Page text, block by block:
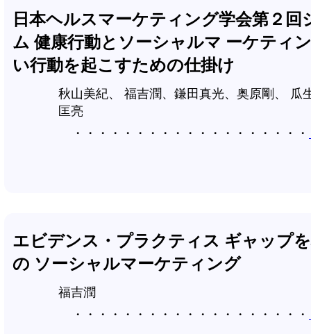
日本ヘルスマーケティング学会第２回
ム 健康行動とソーシャルマ ーケティ
い行動を起こすための仕掛け
秋山美紀、 福吉潤、鎌田真光、奥原剛、 瓜
匡亮
エビデンス・プラクティス ギャップ
の ソーシャルマーケティング
福吉潤